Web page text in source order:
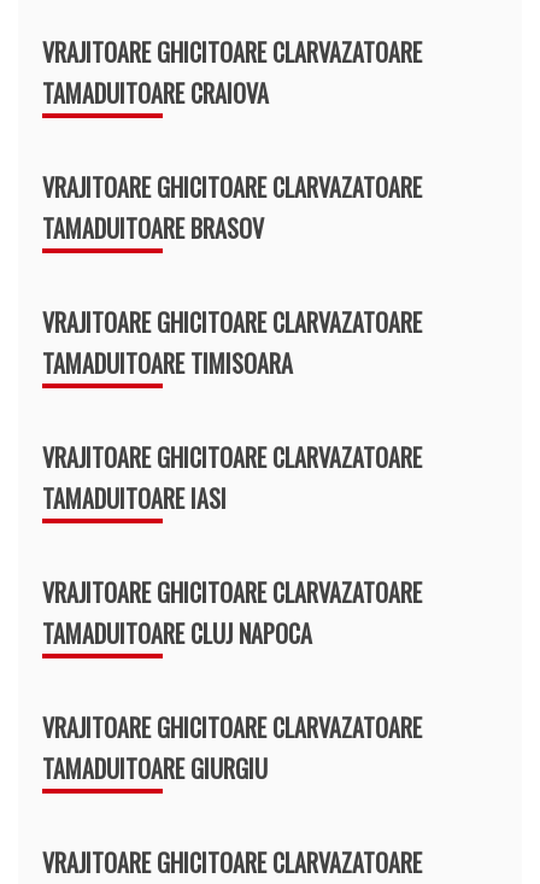
VRAJITOARE GHICITOARE CLARVAZATOARE
TAMADUITOARE CRAIOVA
VRAJITOARE GHICITOARE CLARVAZATOARE
TAMADUITOARE BRASOV
VRAJITOARE GHICITOARE CLARVAZATOARE
TAMADUITOARE TIMISOARA
VRAJITOARE GHICITOARE CLARVAZATOARE
TAMADUITOARE IASI
VRAJITOARE GHICITOARE CLARVAZATOARE
TAMADUITOARE CLUJ NAPOCA
VRAJITOARE GHICITOARE CLARVAZATOARE
TAMADUITOARE GIURGIU
VRAJITOARE GHICITOARE CLARVAZATOARE